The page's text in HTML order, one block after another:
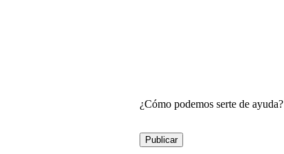
¿Cómo podemos serte de ayuda?
Publicar